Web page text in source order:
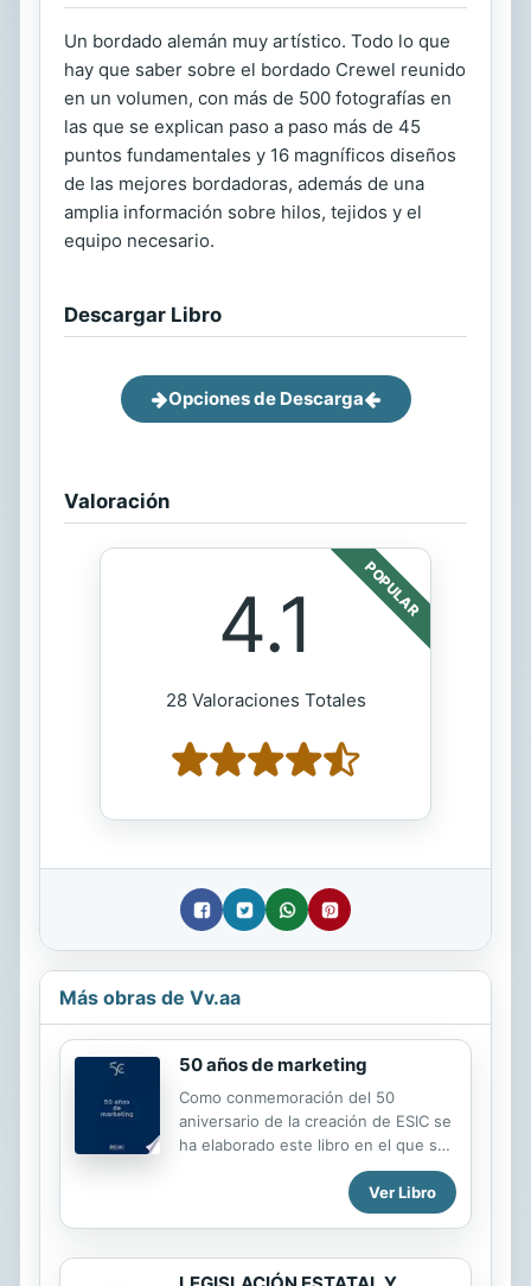
Un bordado alemán muy artístico. Todo lo que
hay que saber sobre el bordado Crewel reunido
en un volumen, con más de 500 fotografías en
las que se explican paso a paso más de 45
puntos fundamentales y 16 magníficos diseños
de las mejores bordadoras, además de una
amplia información sobre hilos, tejidos y el
equipo necesario.
Descargar Libro
Opciones de Descarga
Valoración
POPULAR
4.1
28 Valoraciones Totales
Más obras de Vv.aa
50 años de marketing
Como conmemoración del 50
aniversario de la creación de ESIC se
ha elaborado este libro en el que se
ha querido reflejar la evolución del
marketing en los últimos 50 años y
cuál ha sido la contribución de ESIC
de la obra se ha contado con la
Ver Libro